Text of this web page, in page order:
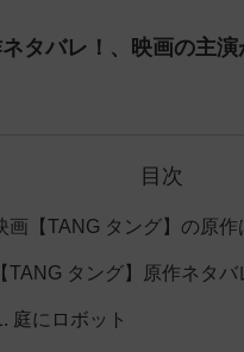
ネタバレ！、映画の主
目次
画【TANG タング】の原作
【TANG タング】原作ネタバ
庭にロボット